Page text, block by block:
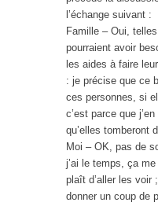
l’échange suivant :
Famille – Oui,
pourraient avoir
les aides à faire
: je précise que ce
ces personnes, si
c’est parce que
qu’elles tomberont
Moi – OK, pas de
j’ai le temps, ça
plaît d’aller les voir
donner un coup de